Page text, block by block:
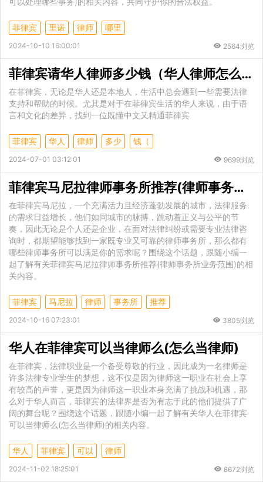
菲律宾 里诺 律师 哪里
2024-10-10 16:00:01 2564浏览
菲律宾请华人律师多少钱（华人律师怎么找）
在菲律宾，无论是华人还是本地人，生活中总会遇到一些需要法律
支持和帮助的时候。尤其是对于在菲律宾生活的华人来说，由于语
言和文化的差异，找到一位既懂中文又精通菲律宾
菲律宾 华人 律师 多少 钱（
2024-07-01 03:12:01 9699浏览
菲律宾马尼拉律师事务所推荐(律师事务所业务范围)
在菲律宾马尼拉，一个充满活力且经济蓬勃发展的城市，法律服务
的需求日益增长，他们如同城市的脉搏，跳动着正义与公平的节
奏，因此无论是个人还是企业，在面对法律纠纷或需要专业法律咨
询时，都期望能够找到一家既专业又可靠的律师事务所，那么都有
哪些律师事务所可以满足你的需求呢？围绕这个话题，跟随小编一
起了解有关菲律宾马尼拉律师事务所推荐(律师事务所业务范围)的相
关内容。
菲律宾 马尼拉 律师 事务所 推荐
2024-10-16 07:23:01 3805浏览
华人在菲律宾可以当律师么(怎么当律师)
在菲律宾，法律职业是一个备受尊敬的行业，因此成为一名律师是
许多法律专业学生的梦想，这不仅是因为律师这一职业在社会上享
有较高的声誉，更是因为律师这一职业本身充满了挑战和机遇，那
么对于华人而言，菲律宾的法律界是否为有志于此的他们提供了广
阔的舞台呢？围绕这个话题，跟随小编一起了解有关华人在菲律宾
可以当律师么(怎么当律师)的相关内容。
华人 菲律宾 可以 律师
2024-11-02 18:25:01 8672浏览